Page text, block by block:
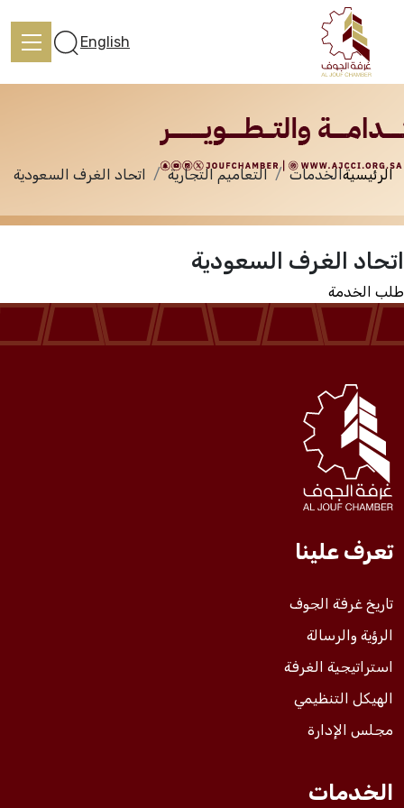
تعرف علينا
الخدمات
المركز الإعلامي
فعاليات الغرفة
فعاليات الجوف
مشاريع الغرفة
English
الخدمات
الرئيسيةالخدمات التعاميم التجارية اتحاد الغرف السعودية
اتحاد الغرف السعودية
طلب الخدمة
تعرف علينا
تاريخ غرفة الجوف
الرؤية والرسالة
استراتيجية الغرفة
الهيكل التنظيمي
مجلس الإدارة
الخدمات